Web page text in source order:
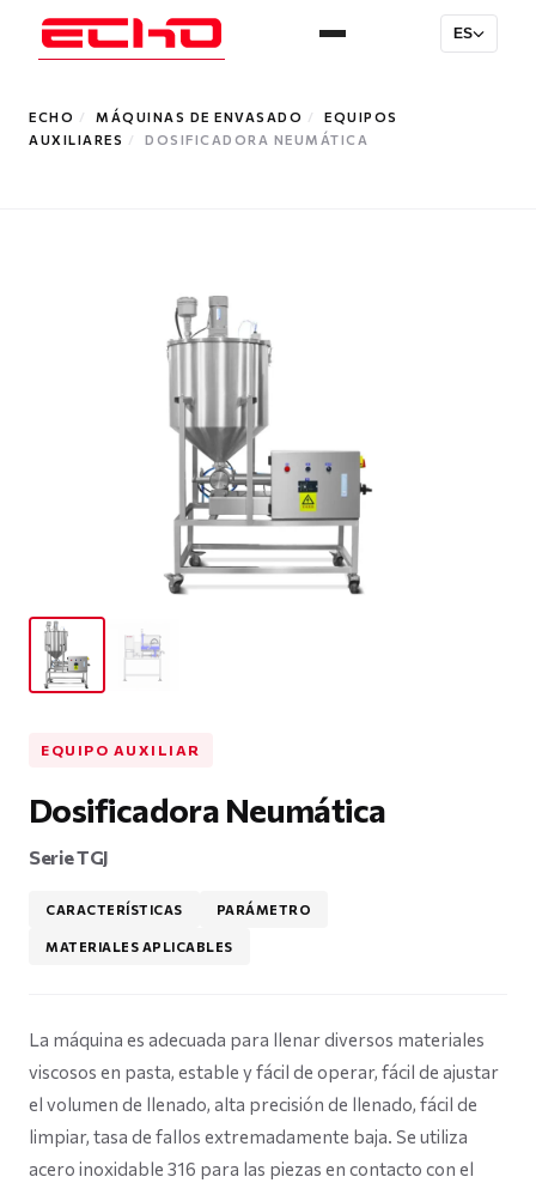
ES
ECHO / MÁQUINAS DE ENVASADO /
EQUIPOS
AUXILIARES / DOSIFICADORA NEUMÁTICA
EQUIPO AUXILIAR
Dosificadora Neumática
Serie TGJ
CARACTERÍSTICAS PARÁMETRO
MATERIALES APLICABLES
La máquina es adecuada para llenar diversos materiales
viscosos en pasta, estable y fácil de operar, fácil de ajustar
el volumen de llenado, alta precisión de llenado, fácil de
limpiar, tasa de fallos extremadamente baja. Se utiliza
acero inoxidable 316 para las piezas en contacto con el